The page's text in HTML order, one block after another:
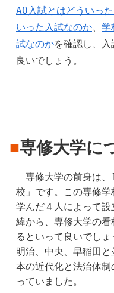
AO入試とはどういっ
いった入試なのか、 学
試なのかを確認し、
良いでしょう。
■専修大学に
専修大学の前身は、
校」です。この専修
学んだ４人によって
緯から、専修大学の
るといって良いでしょ
明治、中央、早稲田
本の近代化と法治体
っていました。